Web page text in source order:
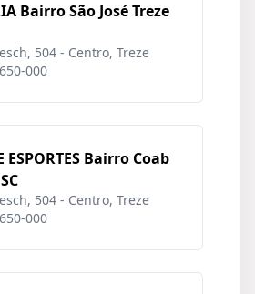
Bairro São José Treze
504 - Centro, Treze
000
ESPORTES Bairro Coab
504 - Centro, Treze
000